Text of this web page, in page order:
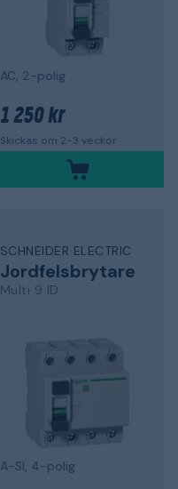
AC, 2-polig
1 250 kr
Skickas om 2-3 veckor
SCHNEIDER ELECTRIC
Jordfelsbrytare
Multi 9 ID
A-SI, 4-polig